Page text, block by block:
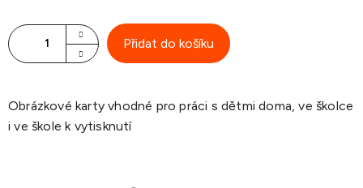
Přidat do košíku
Obrázkové karty vhodné pro práci s dětmi doma, ve školce
i ve škole k vytisknutí